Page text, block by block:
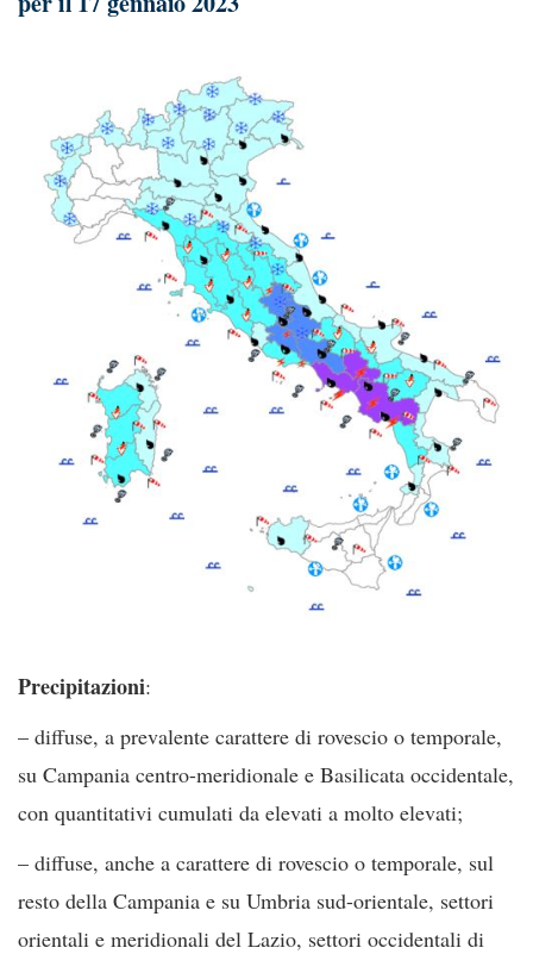
Precipitazioni:
– diffuse, a prevalente carattere di rovescio o temporale,
su Campania centro-meridionale e Basilicata occidentale,
con quantitativi cumulati da elevati a molto elevati;
– diffuse, anche a carattere di rovescio o temporale, sul
resto della Campania e su Umbria sud-orientale, settori
orientali e meridionali del Lazio, settori occidentali di